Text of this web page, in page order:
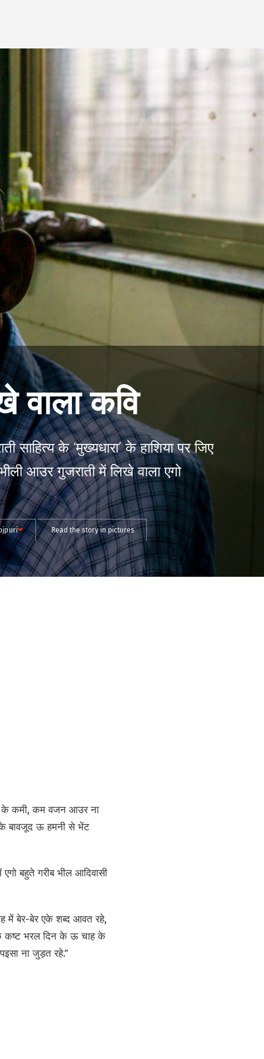
कवि
साहित्य के ‘मुख्यधारा’ के हाशिया पर जिए
आउर गुजराती में लिखे वाला एगो
Read the story in pictures
के कमी, कम वजन आउर ना
बावजूद ऊ हमनी से भेंट
बहुते गरीब भील आदिवासी
में बेर-बेर एके शब्द आवत रहे,
कष्ट भरल दिन के ऊ चाह के
ना जुड़त रहे.”